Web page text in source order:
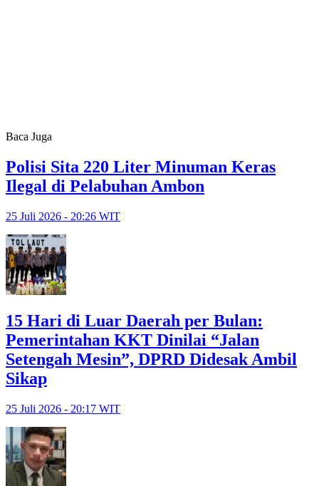
Baca Juga
Polisi Sita 220 Liter Minuman Keras
Ilegal di Pelabuhan Ambon
25 Juli 2026 - 20:26 WIT
15 Hari di Luar Daerah per Bulan:
Pemerintahan KKT Dinilai “Jalan
Setengah Mesin”, DPRD Didesak Ambil
Sikap
25 Juli 2026 - 20:17 WIT